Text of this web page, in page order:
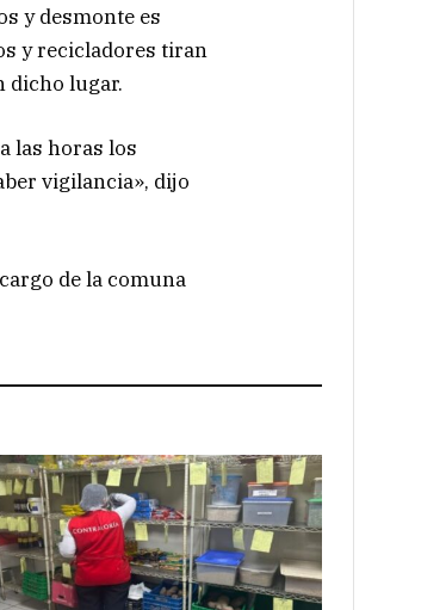
y desmonte es
y recicladores tiran
dicho lugar.
las horas los
vigilancia», dijo
de la comuna